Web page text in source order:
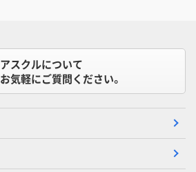
アスクルについて
お気軽にご質問ください。